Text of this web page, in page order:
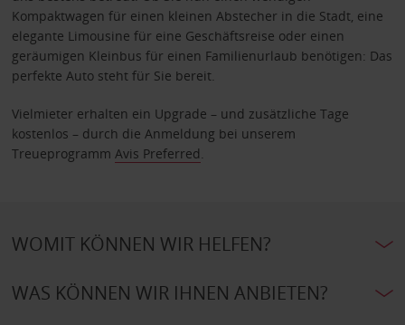
Kompaktwagen für einen kleinen Abstecher in die Stadt, eine
elegante Limousine für eine Geschäftsreise oder einen
geräumigen Kleinbus für einen Familienurlaub benötigen: Das
perfekte Auto steht für Sie bereit.
Vielmieter erhalten ein Upgrade – und zusätzliche Tage
kostenlos – durch die Anmeldung bei unserem
Treueprogramm Avis Preferred
WOMIT KÖNNEN WIR HELFEN?
WAS KÖNNEN WIR IHNEN ANBIETEN?